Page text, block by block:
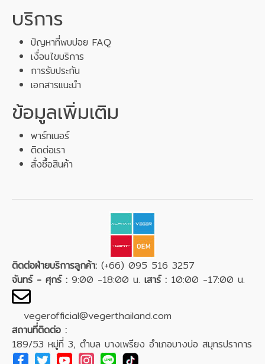
บริการ
ปัญหาที่พบบ่อย FAQ
เงื่อนไขบริการ
การรับประกัน
เอกสารแนะนำ
ข้อมูลเพิ่มเติม
พาร์ทเนอร์
ติดต่อเรา
สั่งซื้อสินค้า
ติดต่อฝ่ายบริการลูกค้า: (+66) 095 516 3257
จันทร์ - ศุกร์ : 9:00 -18:00 น. เสาร์ : 10:00 -17:00 น.
vegerofficial@vegerthailand.com
สถานที่ติดต่อ :
189/53 หมู่ที่ 3, ตำบล บางเพรียง อำเภอบางบ่อ สมุทรปราการ